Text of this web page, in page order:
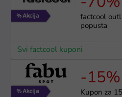
factcool
popusta
Svi factcool kuponi
-15%
Kupon za